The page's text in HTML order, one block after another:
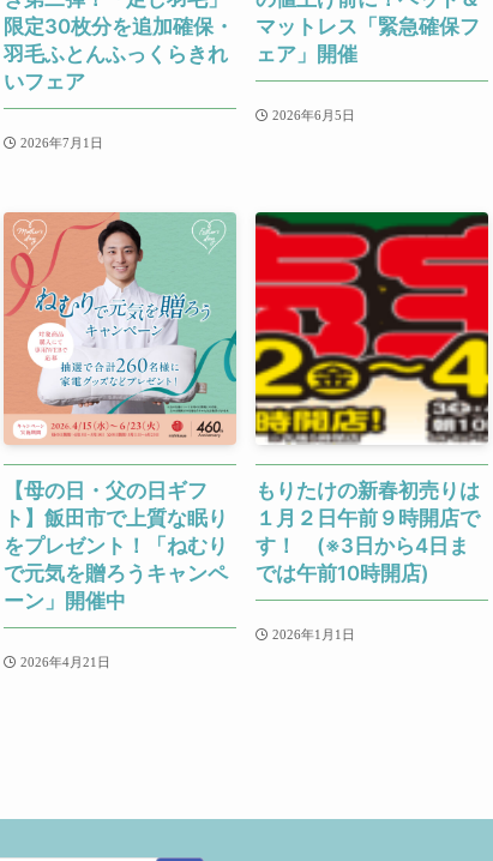
限定30枚分を追加確保・
羽毛ふとんふっくらきれ
いフェア
2026年7月1日
マットレス「緊急確保フ
ェア」開催
2026年6月5日
【母の日・父の日ギフ
ト】飯田市で上質な眠り
をプレゼント！「ねむり
で元気を贈ろうキャンペ
ーン」開催中
2026年4月21日
もりたけの新春初売りは
１月２日午前９時開店で
す！ (※3日から4日ま
では午前10時開店)
2026年1月1日